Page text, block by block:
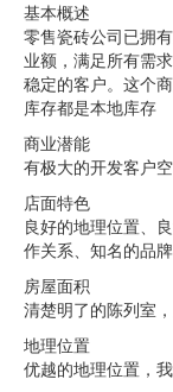
基本概述
零售瓷砖公司已拥
业额，满足所有需
稳定的客户。这个
库存都是本地库存
商业潜能
有极大的开发客户
店面特色
良好的地理位置、
作关系、知名的品
房屋面积
清楚明了的陈列室
地理位置
优越的地理位置，